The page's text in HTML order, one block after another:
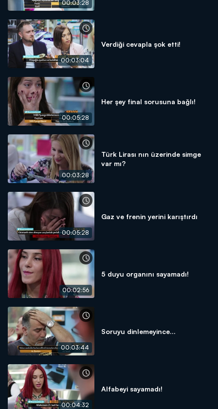
00:03:28
00:03:04
Verdiği cevapla şok etti!
00:05:28
Her şey final sorusuna bağlı!
00:03:28
Türk Lirası nın üzerinde simge
var mı?
00:05:28
Gaz ve frenin yerini karıştırdı
00:02:56
5 duyu organını sayamadı!
00:03:44
Soruyu dinlemeyince...
00:04:32
Alfabeyi sayamadı!